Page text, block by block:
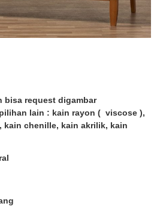
request digambar
lain : kain rayon ( viscose ),
chenille, kain akrilik, kain